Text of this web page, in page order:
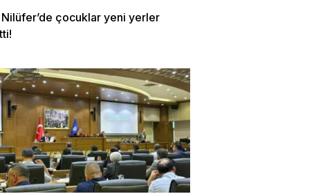
Nilüfer’de çocuklar yeni yerler